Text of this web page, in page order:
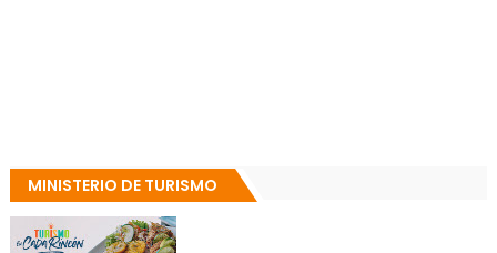
MINISTERIO DE TURISMO